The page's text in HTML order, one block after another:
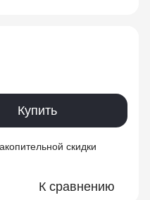
Купить
скидки
К сравнению